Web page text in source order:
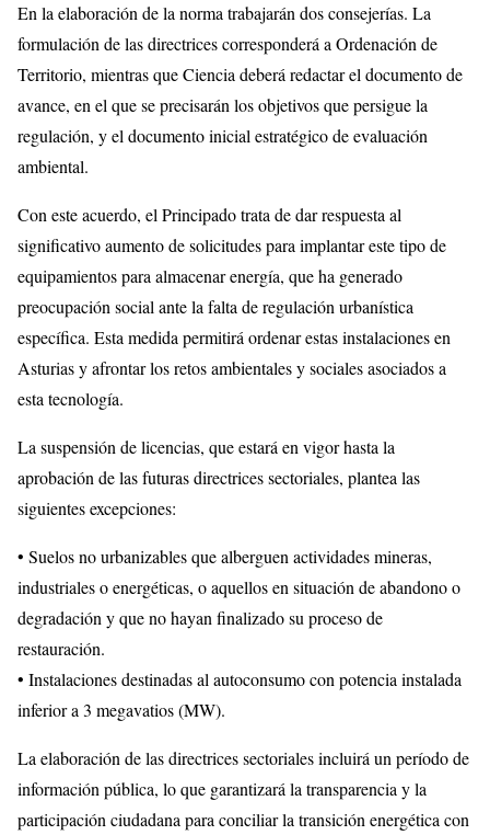
En la elaboración de la norma trabajarán dos consejerías. La
formulación de las directrices corresponderá a Ordenación de
Territorio, mientras que Ciencia deberá redactar el documento de
avance, en el que se precisarán los objetivos que persigue la
regulación, y el documento inicial estratégico de evaluación
ambiental.
Con este acuerdo, el Principado trata de dar respuesta al
significativo aumento de solicitudes para implantar este tipo de
equipamientos para almacenar energía, que ha generado
preocupación social ante la falta de regulación urbanística
específica. Esta medida permitirá ordenar estas instalaciones en
Asturias y afrontar los retos ambientales y sociales asociados a
esta tecnología.
La suspensión de licencias, que estará en vigor hasta la
aprobación de las futuras directrices sectoriales, plantea las
siguientes excepciones:
• Suelos no urbanizables que alberguen actividades mineras,
industriales o energéticas, o aquellos en situación de abandono o
degradación y que no hayan finalizado su proceso de
restauración.
• Instalaciones destinadas al autoconsumo con potencia instalada
inferior a 3 megavatios (MW).
La elaboración de las directrices sectoriales incluirá un período de
información pública, lo que garantizará la transparencia y la
participación ciudadana para conciliar la transición energética con